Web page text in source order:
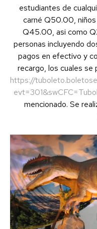
estudiantes de
carné Q50.00,
Q45.00, asi como
personas incluyendo
pagos en efectivo y
recargo, los cuales se
https://
mencionado. Se